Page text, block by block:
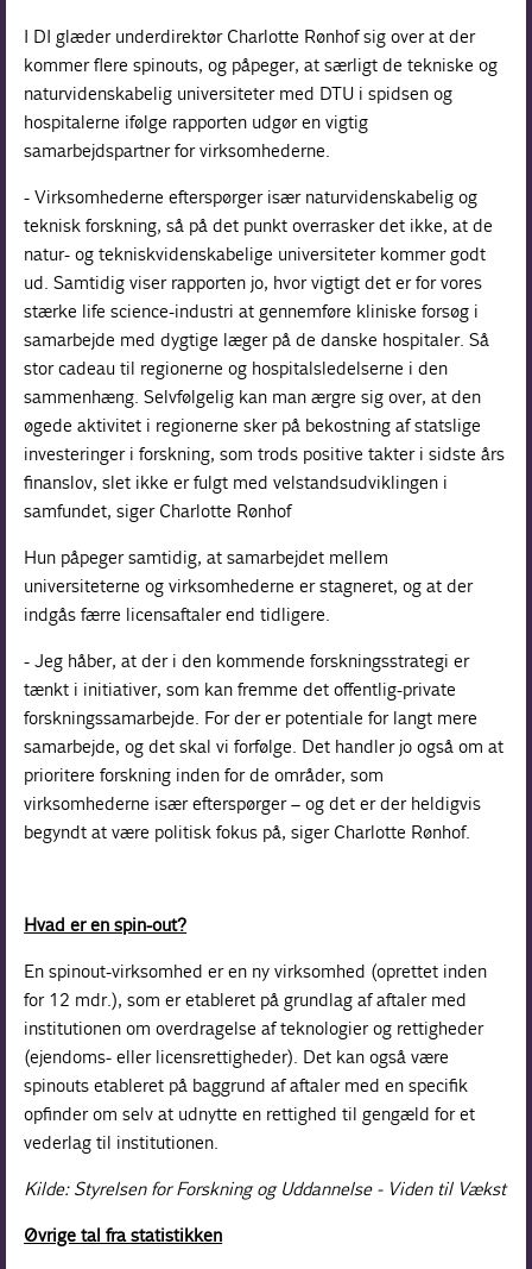
I DI glæder underdirektør Charlotte Rønhof sig over at der
kommer flere spinouts, og påpeger, at særligt de tekniske og
naturvidenskabelig universiteter med DTU i spidsen og
hospitalerne ifølge rapporten udgør en vigtig
samarbejdspartner for virksomhederne.
- Virksomhederne efterspørger især naturvidenskabelig og
teknisk forskning, så på det punkt overrasker det ikke, at de
natur- og tekniskvidenskabelige universiteter kommer godt
ud. Samtidig viser rapporten jo, hvor vigtigt det er for vores
stærke life science-industri at gennemføre kliniske forsøg i
samarbejde med dygtige læger på de danske hospitaler. Så
stor cadeau til regionerne og hospitalsledelserne i den
sammenhæng. Selvfølgelig kan man ærgre sig over, at den
øgede aktivitet i regionerne sker på bekostning af statslige
investeringer i forskning, som trods positive takter i sidste års
finanslov, slet ikke er fulgt med velstandsudviklingen i
samfundet, siger Charlotte Rønhof
Hun påpeger samtidig, at samarbejdet mellem
universiteterne og virksomhederne er stagneret, og at der
indgås færre licensaftaler end tidligere.
- Jeg håber, at der i den kommende forskningsstrategi er
tænkt i initiativer, som kan fremme det offentlig-private
forskningssamarbejde. For der er potentiale for langt mere
samarbejde, og det skal vi forfølge. Det handler jo også om at
prioritere forskning inden for de områder, som
virksomhederne især efterspørger – og det er der heldigvis
begyndt at være politisk fokus på, siger Charlotte Rønhof.
Hvad er en spin-out?
En spinout-virksomhed er en ny virksomhed (oprettet inden
for 12 mdr.), som er etableret på grundlag af aftaler med
institutionen om overdragelse af teknologier og rettigheder
(ejendoms- eller licensrettigheder). Det kan også være
spinouts etableret på baggrund af aftaler med en specifik
opfinder om selv at udnytte en rettighed til gengæld for et
vederlag til institutionen.
Kilde: Styrelsen for Forskning og Uddannelse - Viden til Vækst
Øvrige tal fra statistikken